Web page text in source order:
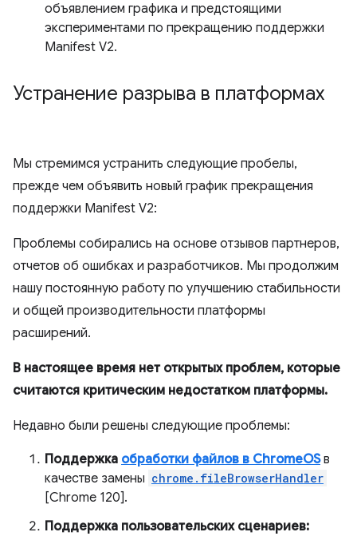
объявлением графика и предстоящими
экспериментами по прекращению поддержки
Manifest V2.
Устранение разрыва в платформах
Мы стремимся устранить следующие пробелы,
прежде чем объявить новый график прекращения
поддержки Manifest V2:
Проблемы собирались на основе отзывов партнеров,
отчетов об ошибках и разработчиков. Мы продолжим
нашу постоянную работу по улучшению стабильности
и общей производительности платформы
расширений.
В настоящее время нет открытых проблем, которые
считаются критическим недостатком платформы.
Недавно были решены следующие проблемы:
Поддержка обработки файлов в ChromeOSв
качестве замены chrome.fileBrowserHandler
[Chrome 120].
Поддержка пользовательских сценариев: